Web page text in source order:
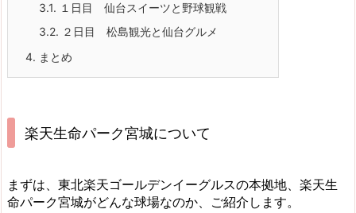
3.1. １日目 仙台スイーツと野球観戦
3.2. ２日目 松島観光と仙台グルメ
4. まとめ
楽天生命パーク宮城について
まずは、東北楽天ゴールデンイーグルスの本拠地、楽天生
命パーク宮城がどんな球場なのか、ご紹介します。